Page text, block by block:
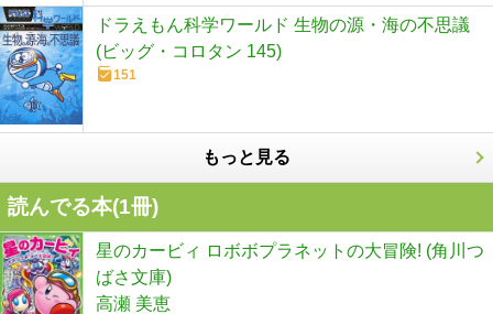
ドラえもん科学ワールド 生物の源・海の不思議
(ビッグ・コロタン 145)
151
もっと見る
読んでる本(1冊)
星のカービィ ロボボプラネットの大冒険! (角川つ
ばさ文庫)
高瀬 美恵